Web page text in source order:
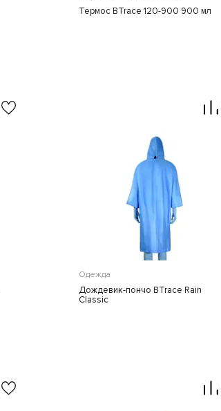
Термос BTrace 120-900 900 мл
Одежда
Дождевик-пончо BTrace Rain
Classic